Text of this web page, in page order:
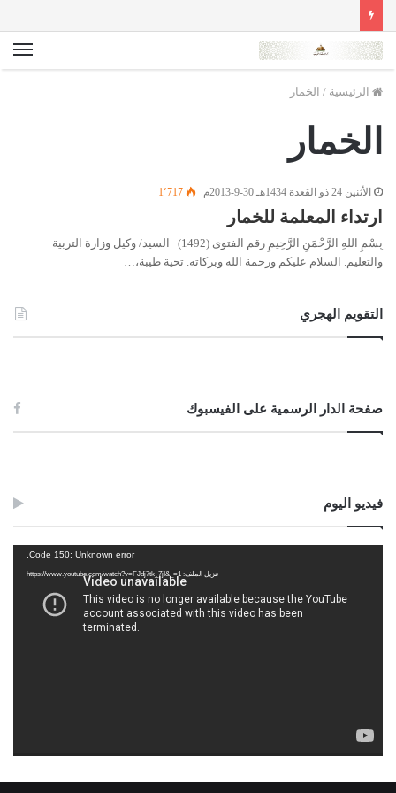
الرئيسية / الخمار
الخمار
الأثنين 24 ذو القعدة 1434هـ 30-9-2013م 1٬717
ارتداء المعلمة للخمار
بِسْمِ اللهِ الرَّحْمَنِ الرَّحِيمِ رقم الفتوى (1492) السيد/ وكيل وزارة التربية
والتعليم. السلام عليكم ورحمة الله وبركاته. تحية طيبة،…
التقويم الهجري
صفحة الدار الرسمية على الفيسبوك
فيديو اليوم
Code 150: Unknown error.
تنزيل الملف: https://www.youtube.com/watch?v=FJdj7tk_7jI&_=1